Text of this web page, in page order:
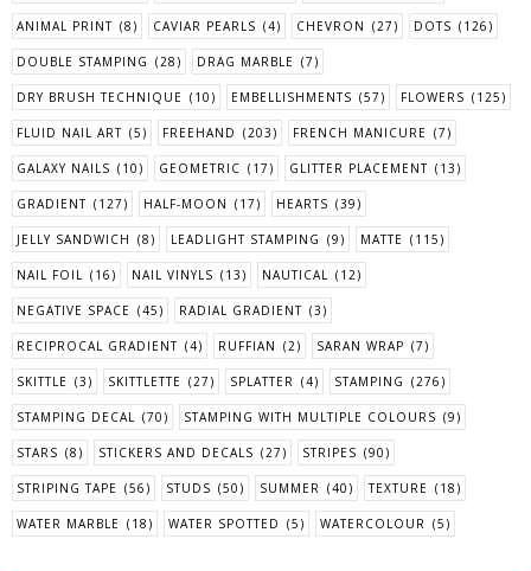
ANIMAL PRINT (8) CAVIAR PEARLS (4) CHEVRON (27) DOTS (126)
DOUBLE STAMPING (28) DRAG MARBLE (7)
DRY BRUSH TECHNIQUE (10) EMBELLISHMENTS (57) FLOWERS (125)
FLUID NAIL ART (5) FREEHAND (203) FRENCH MANICURE (7)
GALAXY NAILS (10) GEOMETRIC (17) GLITTER PLACEMENT (13)
GRADIENT (127) HALF-MOON (17) HEARTS (39)
JELLY SANDWICH (8) LEADLIGHT STAMPING (9) MATTE (115)
NAIL FOIL (16) NAIL VINYLS (13) NAUTICAL (12)
NEGATIVE SPACE (45) RADIAL GRADIENT (3)
RECIPROCAL GRADIENT (4) RUFFIAN (2) SARAN WRAP (7)
SKITTLE (3) SKITTLETTE (27) SPLATTER (4) STAMPING (276)
STAMPING DECAL (70) STAMPING WITH MULTIPLE COLOURS (9)
STARS (8) STICKERS AND DECALS (27) STRIPES (90)
STRIPING TAPE (56) STUDS (50) SUMMER (40) TEXTURE (18)
WATER MARBLE (18) WATER SPOTTED (5) WATERCOLOUR (5)